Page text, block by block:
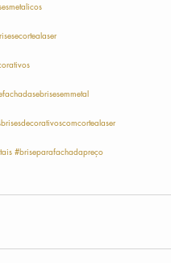
#briseparafachadapreço